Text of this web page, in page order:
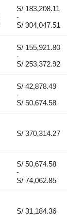
S/ 183,208.11
-
S/ 304,047.51
S/ 155,921.80
-
S/ 253,372.92
S/ 42,878.49
-
S/ 50,674.58
S/ 370,314.27
S/ 50,674.58
-
S/ 74,062.85
S/ 31,184.36